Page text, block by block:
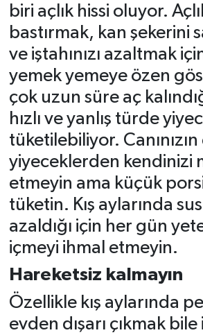
biri açlık hissi oluyor.
bastırmak, kan şekerini
ve iştahınızı azaltmak
yemek yemeye özen
çok uzun süre aç
hızlı ve yanlış türde
tüketilebiliyor.
yiyeceklerden kendinizi
etmeyin ama küçük
tüketin. Kış aylarında
azaldığı için her gün
içmeyi ihmal etmeyin.
Hareketsiz kalmayın
Özellikle kış aylarında
evden dışarı çıkmak